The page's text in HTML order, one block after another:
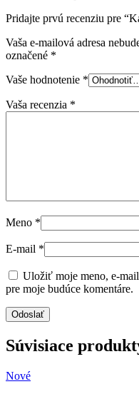
Pridajte prvú recenziu pre
Vaša e-mailová adresa
označené *
Vaše hodnotenie *
Vaša recenzia *
Meno *
E-mail *
Uložiť moje meno, e-
pre moje budúce komentáre.
Súvisiace
Nové